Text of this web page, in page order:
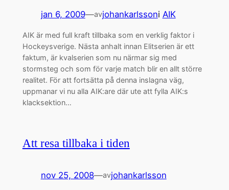
jan 6, 2009—avjohankarlssoni AIK
AIK är med full kraft tillbaka som en verklig faktor i
Hockeysverige. Nästa anhalt innan Elitserien är ett
faktum, är kvalserien som nu närmar sig med
stormsteg och som för varje match blir en allt större
realitet. För att fortsätta på denna inslagna väg,
uppmanar vi nu alla AIK:are där ute att fylla AIK:s
klacksektion…
Att resa tillbaka i tiden
nov 25, 2008—avjohankarlsson